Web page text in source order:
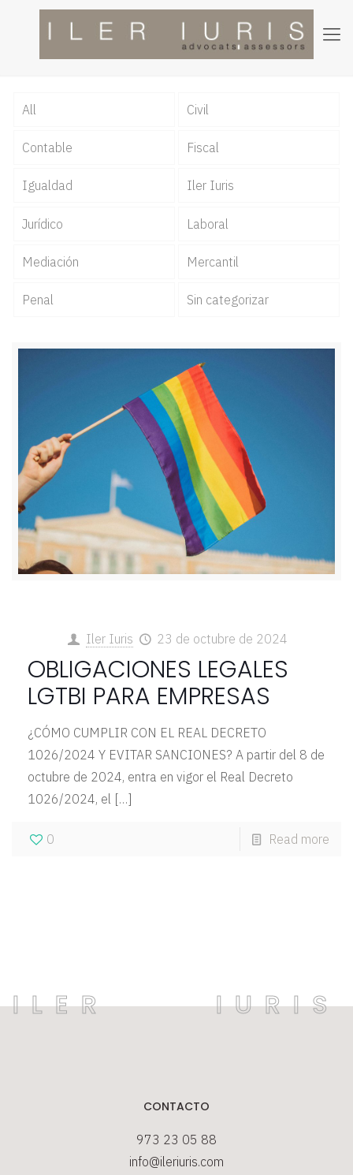
Igualdad
All Civil
Contable Fiscal
Igualdad Iler Iuris
Jurídico Laboral
Mediación Mercantil
Penal Sin categorizar
Iler Iuris 23 de octubre de 2024
OBLIGACIONES LEGALES
LGTBI PARA EMPRESAS
¿CÓMO CUMPLIR CON EL REAL DECRETO
1026/2024 Y EVITAR SANCIONES? A partir del 8 de
octubre de 2024, entra en vigor el Real Decreto
1026/2024, el […]
0 Read more
CONTACTO
973 23 05 88
info@ileriuris.com